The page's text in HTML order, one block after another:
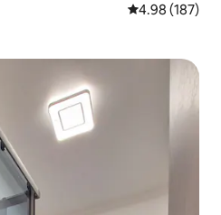
レビュー187
4.98 (187)